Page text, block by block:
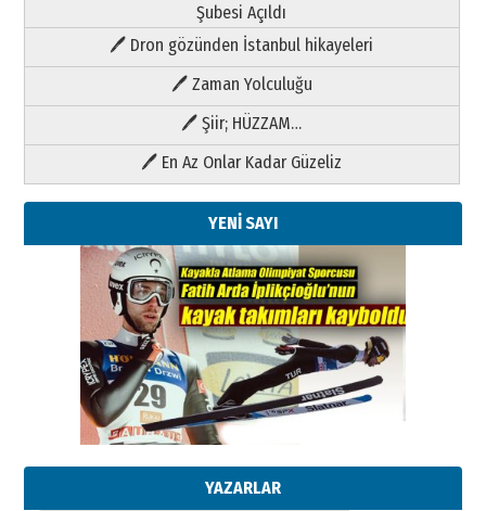
Şubesi Açıldı
🖊 Dron gözünden İstanbul hikayeleri
🖊 Zaman Yolculuğu
🖊 Şiir; HÜZZAM…
🖊 En Az Onlar Kadar Güzeliz
YENİ SAYI
YAZARLAR
Kenan GÜLERCİ
Metin Külünk: Aileyi Korumak
11 Mayıs 2026 Pazartesi